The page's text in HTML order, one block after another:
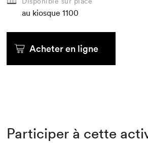
au kiosque 1100
Acheter en ligne
Participer à cette